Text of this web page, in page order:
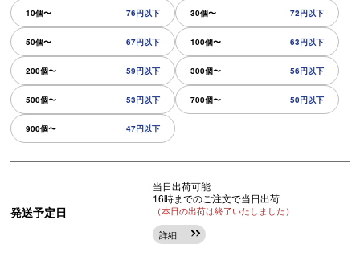
10個〜 76円以下 30個〜 72円以下
50個〜 67円以下 100個〜 63円以下
200個〜 59円以下 300個〜 56円以下
500個〜 53円以下 700個〜 50円以下
900個〜 47円以下
発送予定日
当日出荷可能
16時までのご注文で当日出荷
（本日の出荷は終了いたしました）
詳細